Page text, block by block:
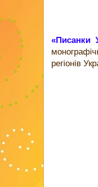
«Писанки
регіонів